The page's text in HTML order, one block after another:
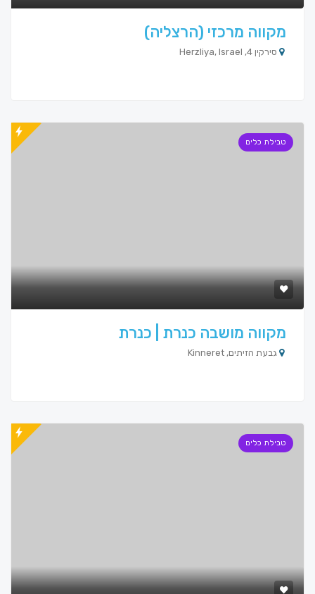
מקווה מרכזי (הרצליה)
סירקין 4, Herzliya, Israel
טבילת כלים
מקווה מושבה כנרת | כנרת
גבעת הזיתים, Kinneret
טבילת כלים